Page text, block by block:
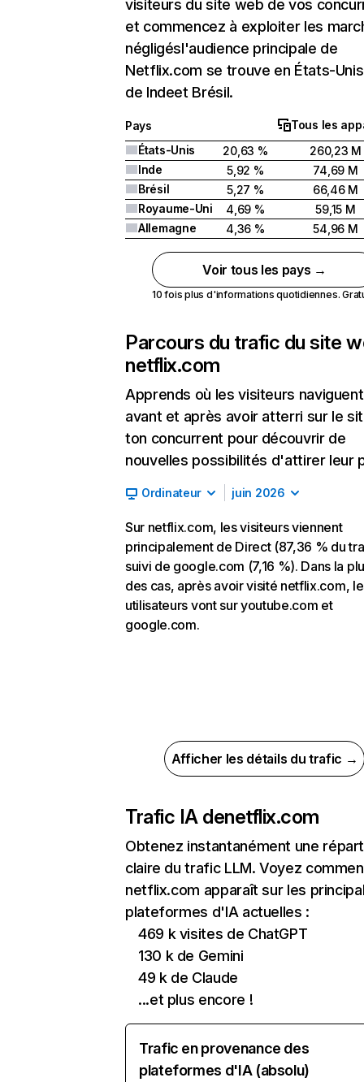
visiteurs du site web de vos
et commencez à exploiter les
négligésl'audience principale de
Netflix.com se trouve en États-
de Indeet Brésil.
Pays
Tous les
États-Unis
20,63 %
260,23 M
Inde
5,92 %
74,69 M
Brésil
5,27 %
66,46 M
Royaume-Uni
4,69 %
59,15 M
Allemagne
4,36 % 54,96 M
Voir tous les pays →
10 fois plus d'informations quotidiennes.
Parcours du trafic du site
netflix.com
Apprends où les visiteurs naviguent
avant et après avoir atterri sur le
ton concurrent pour découvrir de
nouvelles possibilités d'attirer leur
Ordinateur juin 2026
Sur netflix.com, les visiteurs viennent
principalement de Direct (87,36 % du
suivi de google.com (7,16 %). Dans la
des cas, après avoir visité netflix.com,
utilisateurs vont sur youtube.com et
google.com.
Afficher les détails du trafic →
Trafic IA denetflix.com
Obtenez instantanément une
claire du trafic LLM. Voyez
netflix.com apparaît sur les
plateformes d'IA actuelles :
469 k visites de ChatGPT
130 k de Gemini
49 k de Claude
...et plus encore !
Trafic en provenance des
plateformes d'IA (absolu)